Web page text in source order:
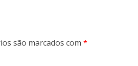
são marcados com *